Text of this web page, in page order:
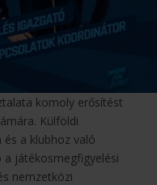
komoly erősítést
Külföldi
a klubhoz való
játékosmegfigyelési
nemzetközi